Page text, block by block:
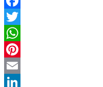
Facebook
Twitter
WhatsApp
Pinterest
Email